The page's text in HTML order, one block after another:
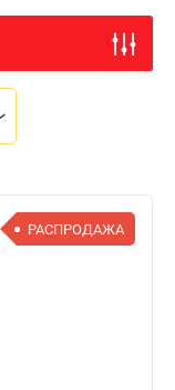
РАСПРОДАЖА